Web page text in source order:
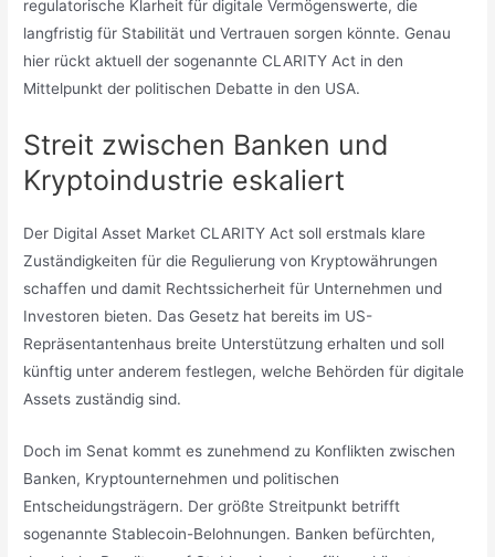
regulatorische Klarheit für digitale Vermögenswerte, die
langfristig für Stabilität und Vertrauen sorgen könnte. Genau
hier rückt aktuell der sogenannte CLARITY Act in den
Mittelpunkt der politischen Debatte in den USA.
Streit zwischen Banken und
Kryptoindustrie eskaliert
Der Digital Asset Market CLARITY Act soll erstmals klare
Zuständigkeiten für die Regulierung von Kryptowährungen
schaffen und damit Rechtssicherheit für Unternehmen und
Investoren bieten. Das Gesetz hat bereits im US-
Repräsentantenhaus breite Unterstützung erhalten und soll
künftig unter anderem festlegen, welche Behörden für digitale
Assets zuständig sind.
Doch im Senat kommt es zunehmend zu Konflikten zwischen
Banken, Kryptounternehmen und politischen
Entscheidungsträgern. Der größte Streitpunkt betrifft
sogenannte Stablecoin-Belohnungen. Banken befürchten,